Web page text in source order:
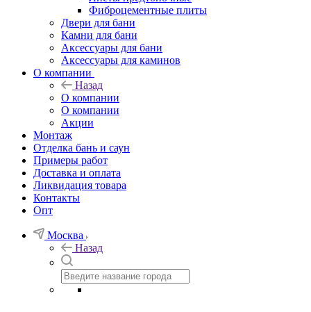
Фиброцементные плиты
Двери для бани
Камни для бани
Аксессуары для бани
Аксессуары для каминов
О компании
Назад
О компании
О компании
Акции
Монтаж
Отделка бань и саун
Примеры работ
Доставка и оплата
Ликвидация товара
Контакты
Опт
Москва
Назад